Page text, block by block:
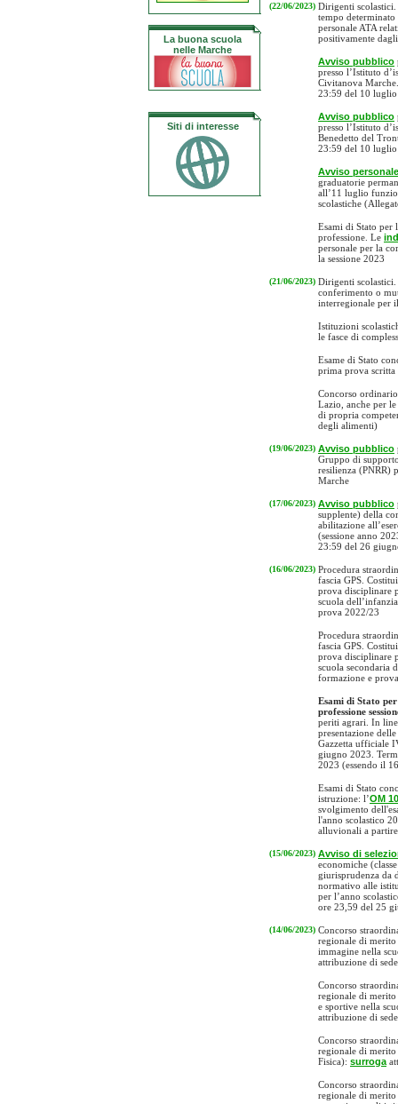
La buona scuola
nelle Marche
Siti di interesse
(22/06/2023) Dirigenti
tempo
personale ATA
positivamente
Avviso pubblico
presso l’Istituto
Civitanova
23:59 del 10
Avviso pubblico
presso l’Istituto
Benedetto del
23:59 del 10
Avviso
graduatorie
all’11 luglio
scolastiche
Esami di Stato per
professione. Le
personale per la
la sessione 2023
(21/06/2023) Dirigenti scolastici.
conferimento o
interregionale per
Istituzioni
le fasce di
Esame di Stato
prima prova
Concorso
Lazio, anche per
di propria
degli alimenti)
(19/06/2023) Avviso pubblico
Gruppo di
resilienza (PNRR)
Marche
(17/06/2023) Avviso pubblico
supplente) della
abilitazione
(sessione anno
23:59 del 26
(16/06/2023) Procedura
fascia GPS.
prova disciplinare
scuola
prova 2022/23
Procedura
fascia GPS.
prova disciplinare
scuola secondaria
formazione e
Esami di Stato
professione
periti agrari. In
presentazione
Gazzetta ufficiale
giugno 2023.
2023 (essendo il
Esami di Stato
istruzione: l’OM
svolgimento
l'anno scolastico
alluvionali a
(15/06/2023) Avviso di
economiche
giurisprudenza da
normativo alle
per l’anno
ore 23,59 del 25
(14/06/2023) Concorso
regionale di merito
immagine nella
attribuzione di sede
Concorso
regionale di merito
e sportive nella
attribuzione di sede
Concorso
regionale di merito
Fisica): surroga
Concorso
regionale di merito